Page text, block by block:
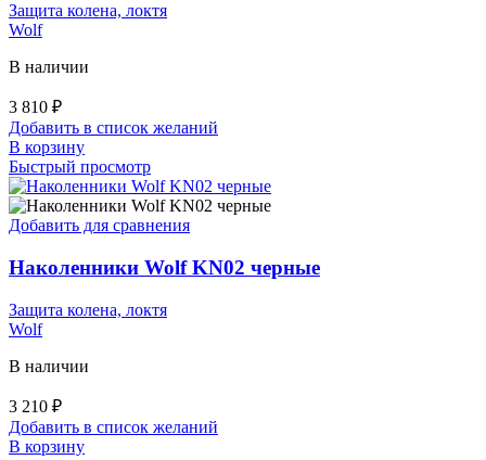
Защита колена, локтя
Wolf
В наличии
3 810 ₽
Добавить в список желаний
В корзину
Быстрый просмотр
Добавить для сравнения
Наколенники Wolf KN02 черные
Защита колена, локтя
Wolf
В наличии
3 210 ₽
Добавить в список желаний
В корзину